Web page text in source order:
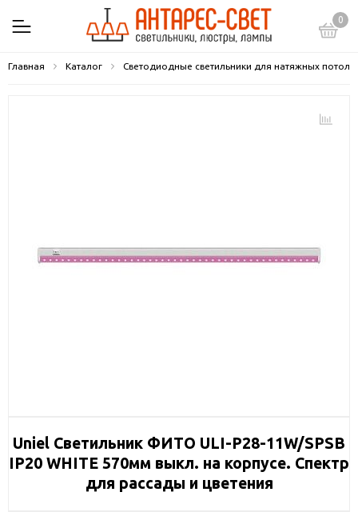
0
Главная Каталог Светодиодные светильники для натяжных
Uniel Светильник ФИТО ULI-P28-11W/SPSB
IP20 WHITE 570мм выкл. на корпусе. Спектр
для рассады и цветения